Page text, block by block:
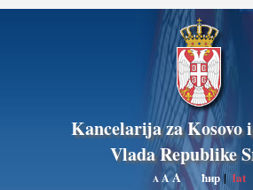
Kancelarija za Kosovo
Vlada Republike
A AA ћир|lat